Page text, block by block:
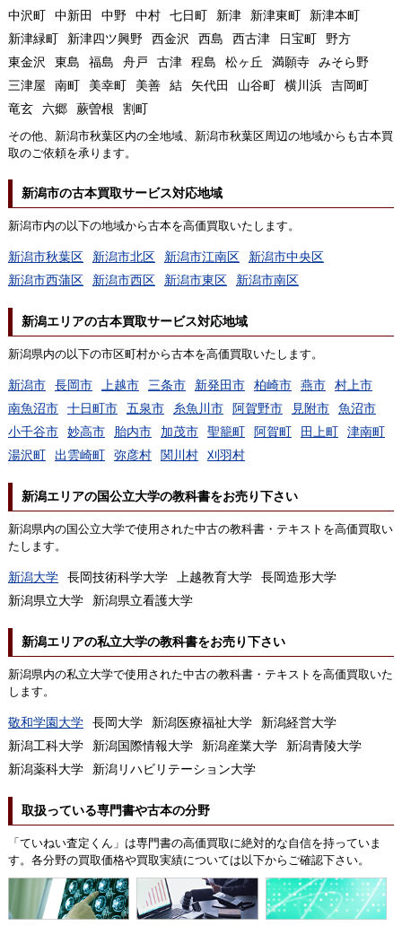
中沢町
中新田 中野 中村 七日町 新津 新津東町
新津本町
新津緑町
新津四ツ興野 西金沢 西島 西古津 日宝町
野方
東金沢
東島 福島 舟戸 古津 程島 松ヶ丘 満願寺
みそら野
三津屋
南町 美幸町 美善 結 矢代田 山谷町 横川浜
吉岡町
竜玄
六郷 蕨曽根 割町
その他、新潟市秋葉区内の全地域、新潟市秋葉区周辺の地域からも古本買
取のご依頼を承ります。
新潟市の古本買取サービス対応地域
新潟市内の以下の地域から古本を高価買取いたします。
新潟市秋葉区 新潟市北区 新潟市江南区
新潟市中央区
新潟市西蒲区
新潟市西区 新潟市東区 新潟市南区
新潟エリアの古本買取サービス対応地域
新潟県内の以下の市区町村から古本を高価買取いたします。
新潟市 長岡市 上越市 三条市 新発田市 柏崎市 燕市
村上市
南魚沼市
十日町市 五泉市 糸魚川市 阿賀野市 見附市
魚沼市
小千谷市
妙高市 胎内市 加茂市 聖籠町 阿賀町 田上町
津南町
湯沢町
出雲崎町 弥彦村 関川村 刈羽村
新潟エリアの国公立大学の教科書をお売り下さい
新潟県内の国公立大学で使用された中古の教科書・テキストを高価買取い
たします。
新潟大学 長岡技術科学大学 上越教育大学
長岡造形大学
新潟県立大学
新潟県立看護大学
新潟エリアの私立大学の教科書をお売り下さい
新潟県内の私立大学で使用された中古の教科書・テキストを高価買取いた
します。
敬和学園大学 長岡大学 新潟医療福祉大学
新潟経営大学
新潟工科大学
新潟国際情報大学 新潟産業大学
新潟青陵大学
新潟薬科大学
新潟リハビリテーション大学
取扱っている専門書や古本の分野
「ていねい査定くん」は専門書の高価買取に絶対的な自信を持っていま
す。各分野の買取価格や買取実績については以下からご確認下さい。